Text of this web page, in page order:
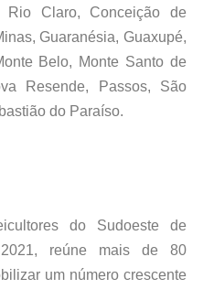
Rio Claro, Conceição de
Guaranésia, Guaxupé,
Belo, Monte Santo de
Resende, Passos, São
do Paraíso.
do Sudoeste de
reúne mais de 80
um número crescente